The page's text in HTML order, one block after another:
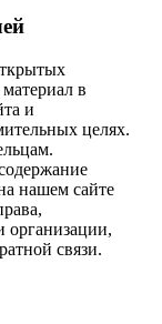
в
и
целях.
нашем сайте
связи.